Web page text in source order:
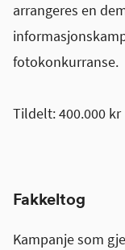
arrangeres en
fotokonkurranse.
Tildelt: 400.000 kr
Fakkeltog
Kampanje som